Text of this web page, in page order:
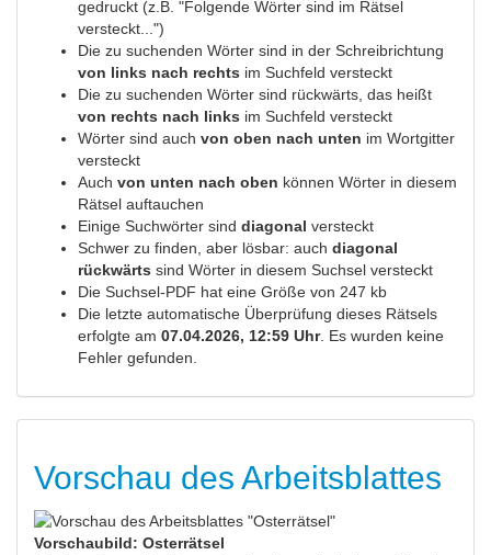
gedruckt (z.B. "Folgende Wörter sind im Rätsel
versteckt...")
Die zu suchenden Wörter sind in der Schreibrichtung
von links nach rechts im Suchfeld versteckt
Die zu suchenden Wörter sind rückwärts, das heißt
von rechts nach links im Suchfeld versteckt
Wörter sind auch von oben nach unten im Wortgitter
versteckt
Auch von unten nach oben können Wörter in diesem
Rätsel auftauchen
Einige Suchwörter sind diagonal versteckt
Schwer zu finden, aber lösbar: auch diagonal
rückwärts sind Wörter in diesem Suchsel versteckt
Die Suchsel-PDF hat eine Größe von 247 kb
Die letzte automatische Überprüfung dieses Rätsels
erfolgte am 07.04.2026, 12:59 Uhr. Es wurden keine
Fehler gefunden.
Vorschau des Arbeitsblattes
Vorschaubild: Osterrätsel